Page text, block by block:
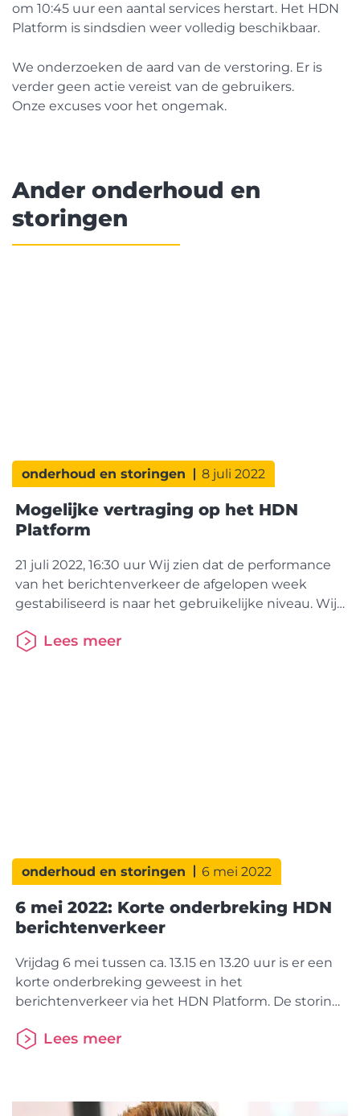
om 10:45 uur een aantal services herstart. Het HDN
Platform is sindsdien weer volledig beschikbaar.
We onderzoeken de aard van de verstoring. Er is
verder geen actie vereist van de gebruikers.
Onze excuses voor het ongemak.
Ander onderhoud en
storingen
onderhoud en storingen 8 juli 2022
Mogelijke vertraging op het HDN
Platform
21 juli 2022, 16:30 uur Wij zien dat de performance
van het berichtenverkeer de afgelopen week
gestabiliseerd is naar het gebruikelijke niveau. Wij
om hier mitigerende maatregelen op te kunnen
Lees meer
onderhoud en storingen 6 mei 2022
6 mei 2022: Korte onderbreking HDN
berichtenverkeer
Vrijdag 6 mei tussen ca. 13.15 en 13.20 uur is er een
korte onderbreking geweest in het
berichtenverkeer via het HDN Platform. De storing
verwerkt. Onze excuses voor het ongemak
Lees meer